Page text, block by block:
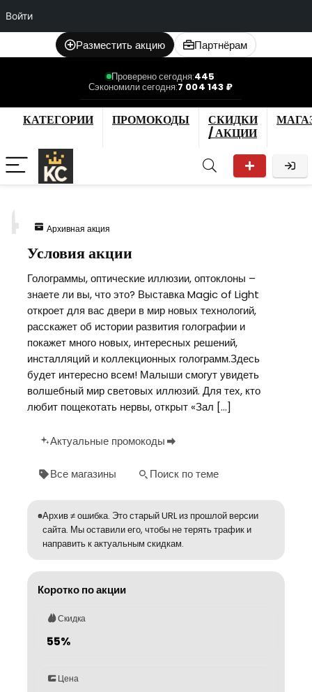
Войти
Разместить акцию Партнёрам
Проверено сегодня:445
Сэкономили сегодня:7 004 143 ₽
КАТЕГОРИИ ПРОМОКОДЫ
СКИДКИ
/ АКЦИИ
Архивная акция
Условия акции
Голограммы, оптические иллюзии, оптоклоны –
знаете ли вы, что это? Выставка Magic of Light
откроет для вас двери в мир новых технологий,
расскажет об истории развития голографии и
покажет много новых, интересных решений,
инсталляций и коллекционных голограмм.Здесь
будет интересно всем! Малыши смогут увидеть
волшебный мир световых иллюзий. Для тех, кто
любит пощекотать нервы, открыт «Зал […]
Актуальные промокоды
Все магазины Поиск по теме
Архив ≠ ошибка. Это старый URL из прошлой версии
сайта. Мы оставили его, чтобы не терять трафик и
направить к актуальным скидкам.
Коротко по акции
Скидка
55%
Цена